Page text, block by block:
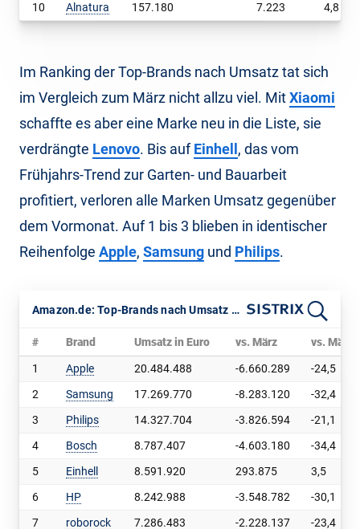
10
Alnatura 157.180 7.223 4,8
Im Ranking der Top-Brands nach Umsatz tat sich
im Vergleich zum März nicht allzu viel. MitXiaomi
schaffte es aber eine Marke neu in die Liste, sie
verdrängte Lenovo. Bis aufEinhell , das vom
Frühjahrs-Trend zur Garten- und Bauarbeit
profitiert, verloren alle Marken Umsatz gegenüber
dem Vormonat. Auf 1 bis 3 blieben in identischer
Reihenfolge Apple, Samsung und Philips.
Amazon.de: Top-Brands nach Umsatz im April 2026
# Brand Umsatz in Euro vs. März vs. März
1 Apple 20.484.488 -6.660.289
-24,5
2
Samsung 17.269.770 -8.283.120
-32,4
3
Philips 14.327.704 -3.826.594
-21,1
4
Bosch 8.787.407 -4.603.180
-34,4
5
Einhell 8.591.920 293.875
3,5
6
HP 8.242.988 -3.548.782
-30,1
7
roborock 7.286.483 -2.228.137
-23,4